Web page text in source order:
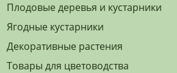
Плодовые деревья и кустарники
Ягодные кустарники
Декоративные растения
Товары для цветоводства